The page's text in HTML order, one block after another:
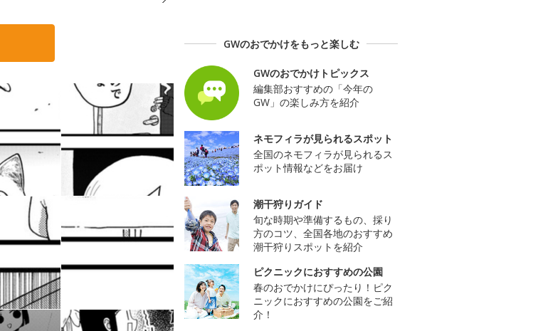
GWのおでかけをもっと楽しむ
GWのおでかけトピックス
編集部おすすめの「今年の
GW」の楽しみ方を紹介
ネモフィラが見られるスポット
全国のネモフィラが見られるス
ポット情報などをお届け
潮干狩りガイド
旬な時期や準備するもの、採り
方のコツ、全国各地のおすすめ
潮干狩りスポットを紹介
ピクニックにおすすめの公園
春のおでかけにぴったり！ピク
ニックにおすすめの公園をご紹
介！